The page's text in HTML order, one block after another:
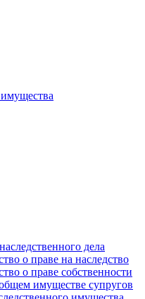
дела
о праве на наследство
о праве собственности
имуществе супругов